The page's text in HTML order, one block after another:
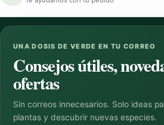
UNA DOSIS DE VERDE EN TU CORREO
Consejos útiles,
ofertas
Sin correos innecesarios. Solo ideas
plantas y descubrir nuevas especies.